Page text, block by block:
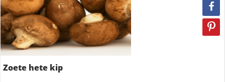
Zoete hete kip